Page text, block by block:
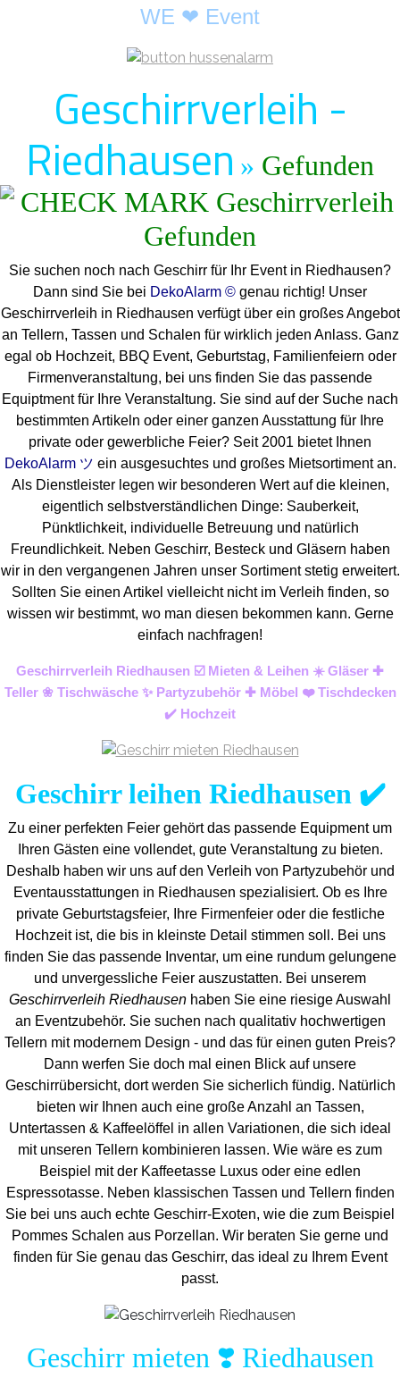
WE ❤ Event
Geschirrverleih -
Riedhausen » Gefunden
Sie suchen noch nach Geschirr für Ihr Event in Riedhausen?
Dann sind Sie bei DekoAlarm © genau richtig! Unser
Geschirrverleih in Riedhausen verfügt über ein großes Angebot
an Tellern, Tassen und Schalen für wirklich jeden Anlass. Ganz
egal ob Hochzeit, BBQ Event, Geburtstag, Familienfeiern oder
Firmenveranstaltung, bei uns finden Sie das passende
Equiptment für Ihre Veranstaltung. Sie sind auf der Suche nach
bestimmten Artikeln oder einer ganzen Ausstattung für Ihre
private oder gewerbliche Feier? Seit 2001 bietet Ihnen
DekoAlarm ツ ein ausgesuchtes und großes Mietsortiment an.
Als Dienstleister legen wir besonderen Wert auf die kleinen,
eigentlich selbstverständlichen Dinge: Sauberkeit,
Pünktlichkeit, individuelle Betreuung und natürlich
Freundlichkeit. Neben Geschirr, Besteck und Gläsern haben
wir in den vergangenen Jahren unser Sortiment stetig erweitert.
Sollten Sie einen Artikel vielleicht nicht im Verleih finden, so
wissen wir bestimmt, wo man diesen bekommen kann. Gerne
einfach nachfragen!
Geschirrverleih Riedhausen ☑️ Mieten & Leihen ☀️ Gläser ✚
Teller ❀ Tischwäsche ✨ Partyzubehör ✚ Möbel ❤️ Tischdecken
✔️ Hochzeit
Geschirr leihen Riedhausen ✔️
Zu einer perfekten Feier gehört das passende Equipment um
Ihren Gästen eine vollendet, gute Veranstaltung zu bieten.
Deshalb haben wir uns auf den Verleih von Partyzubehör und
Eventausstattungen in Riedhausen spezialisiert. Ob es Ihre
private Geburtstagsfeier, Ihre Firmenfeier oder die festliche
Hochzeit ist, die bis in kleinste Detail stimmen soll. Bei uns
finden Sie das passende Inventar, um eine rundum gelungene
und unvergess liche Feier auszustatten. Bei unserem
Geschirrverleih Riedhausen haben Sie eine riesige Auswahl
an Eventzubehör. Sie suchen nach qualitativ hochwertigen
Tellern mit modernem Design - und das für einen guten Preis?
Dann werfen Sie doch mal einen Blick auf unsere
Geschirrübersicht, dort werden Sie sicherlich fündig. Natürlich
bieten wir Ihnen auch eine große Anzahl an Tassen,
Untertassen & Kaffeelöffel in allen Variationen, die sich ideal
mit unseren Tellern kombinieren lassen. Wie wäre es zum
Beispiel mit der Kaffeetasse Luxus oder eine edlen
Espressotasse. Neben klassischen Tassen und Tellern finden
Sie bei uns auch echte Geschirr-Exoten, wie die zum Beispiel
Pommes Schalen aus Porzellan. Wir beraten Sie gerne und
finden für Sie genau das Geschirr, das ideal zu Ihrem Event
passt.
Geschirr mieten ❣️ Riedhausen